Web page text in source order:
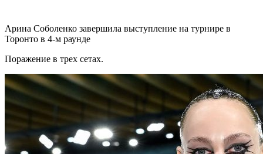
Арина Соболенко завершила выступление на турнире в
Торонто в 4-м раунде
Поражение в трех сетах.